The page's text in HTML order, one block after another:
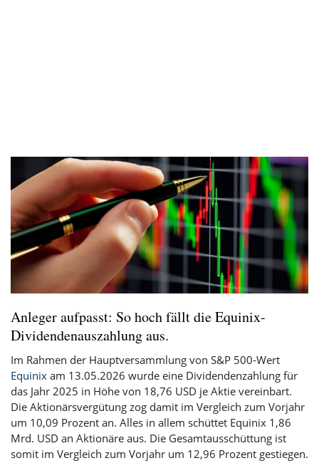
Anleger aufpasst: So hoch fällt die Equinix-
Dividendenauszahlung aus.
Im Rahmen der Hauptversammlung von S&P 500-Wert
Equinix am 13.05.2026 wurde eine Dividendenzahlung für
das Jahr 2025 in Höhe von 18,76 USD je Aktie vereinbart.
Die Aktionärsvergütung zog damit im Vergleich zum Vorjahr
um 10,09 Prozent an. Alles in allem schüttet Equinix 1,86
Mrd. USD an Aktionäre aus. Die Gesamtausschüttung ist
somit im Vergleich zum Vorjahr um 12,96 Prozent gestiegen.